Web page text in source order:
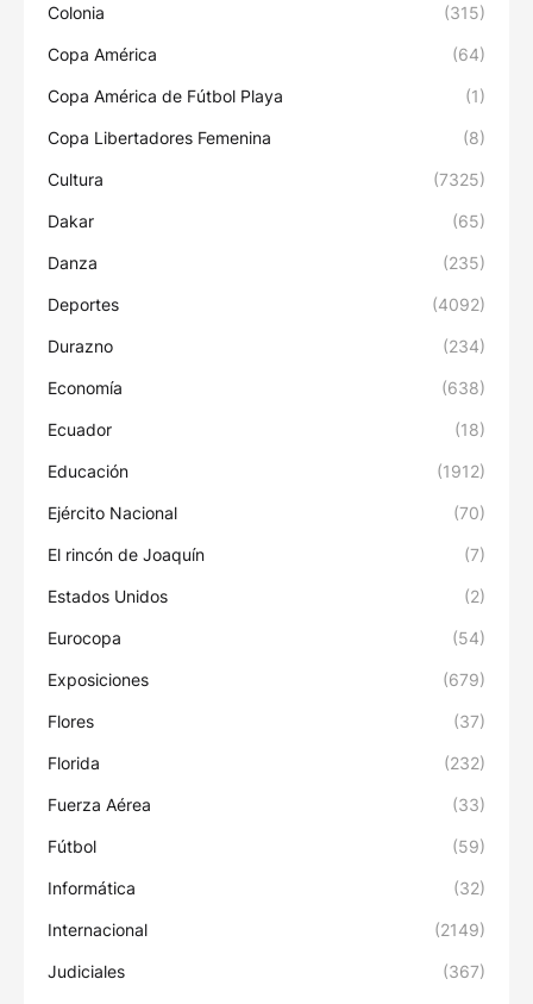
Colonia (315)
Copa América (64)
Copa América de Fútbol Playa (1)
Copa Libertadores Femenina (8)
Cultura (7325)
Dakar (65)
Danza (235)
Deportes (4092)
Durazno (234)
Economía (638)
Ecuador (18)
Educación (1912)
Ejército Nacional (70)
El rincón de Joaquín (7)
Estados Unidos (2)
Eurocopa (54)
Exposiciones (679)
Flores (37)
Florida (232)
Fuerza Aérea (33)
Fútbol (59)
Informática (32)
Internacional (2149)
Judiciales (367)